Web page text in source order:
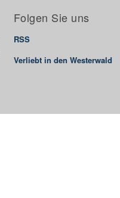
Folgen Sie uns
RSS
Verliebt in den Westerwald